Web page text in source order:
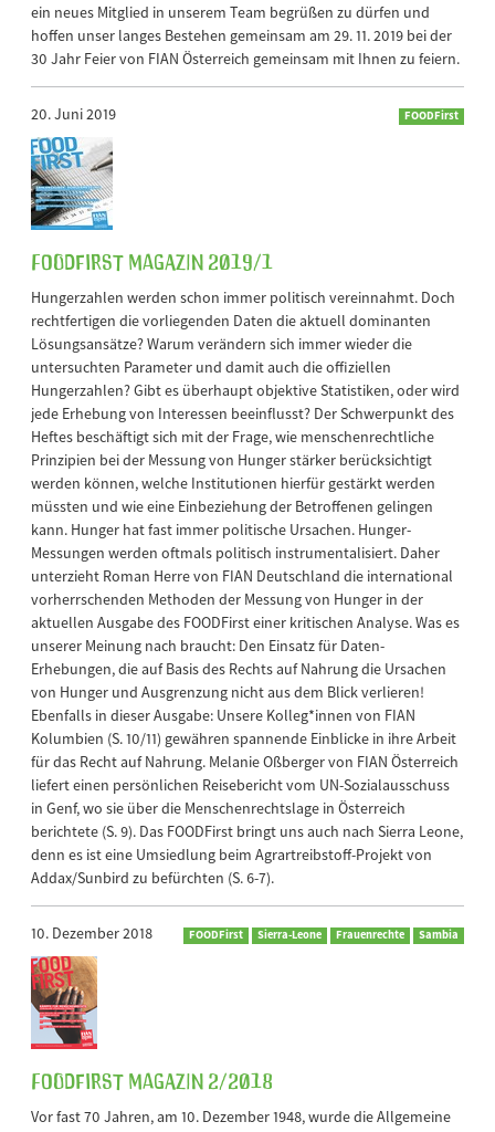
ein neues Mitglied in unserem Team begrüßen zu dürfen und
hoffen unser langes Bestehen gemeinsam am 29. 11. 2019 bei der
30 Jahr Feier von FIAN Österreich gemeinsam mit Ihnen zu feiern.
20. Juni 2019 FOODFirst
FOODFirst Magazin 2019/1
Hungerzahlen werden schon immer politisch vereinnahmt. Doch
rechtfertigen die vorliegenden Daten die aktuell dominanten
Lösungsansätze? Warum verändern sich immer wieder die
untersuchten Parameter und damit auch die offiziellen
Hungerzahlen? Gibt es überhaupt objektive Statistiken, oder wird
jede Erhebung von Interessen beeinflusst? Der Schwerpunkt des
Heftes beschäftigt sich mit der Frage, wie menschenrechtliche
Prinzipien bei der Messung von Hunger stärker berücksichtigt
werden können, welche Institutionen hierfür gestärkt werden
müssten und wie eine Einbeziehung der Betroffenen gelingen
kann. Hunger hat fast immer politische Ursachen. Hunger-
Messungen werden oftmals politisch instrumentalisiert. Daher
unterzieht Roman Herre von FIAN Deutschland die international
vorherrschenden Methoden der Messung von Hunger in der
aktuellen Ausgabe des FOODFirst einer kritischen Analyse. Was es
unserer Meinung nach braucht: Den Einsatz für Daten-
Erhebungen, die auf Basis des Rechts auf Nahrung die Ursachen
von Hunger und Ausgrenzung nicht aus dem Blick verlieren!
Ebenfalls in dieser Ausgabe: Unsere Kolleg*innen von FIAN
Kolumbien (S. 10/11) gewähren spannende Einblicke in ihre Arbeit
für das Recht auf Nahrung. Melanie Oßberger von FIAN Österreich
liefert einen persönlichen Reisebericht vom UN-Sozialausschuss
in Genf, wo sie über die Menschenrechtslage in Österreich
berichtete (S. 9). Das FOODFirst bringt uns auch nach Sierra Leone,
denn es ist eine Umsiedlung beim Agrartreibstoff-Projekt von
Addax/Sunbird zu befürchten (S. 6-7).
10. Dezember 2018 FOODFirst Sierra-Leone Frauenrechte Sambia
FOODFirst Magazin 2/2018
Vor fast 70 Jahren, am 10. Dezember 1948, wurde die Allgemeine